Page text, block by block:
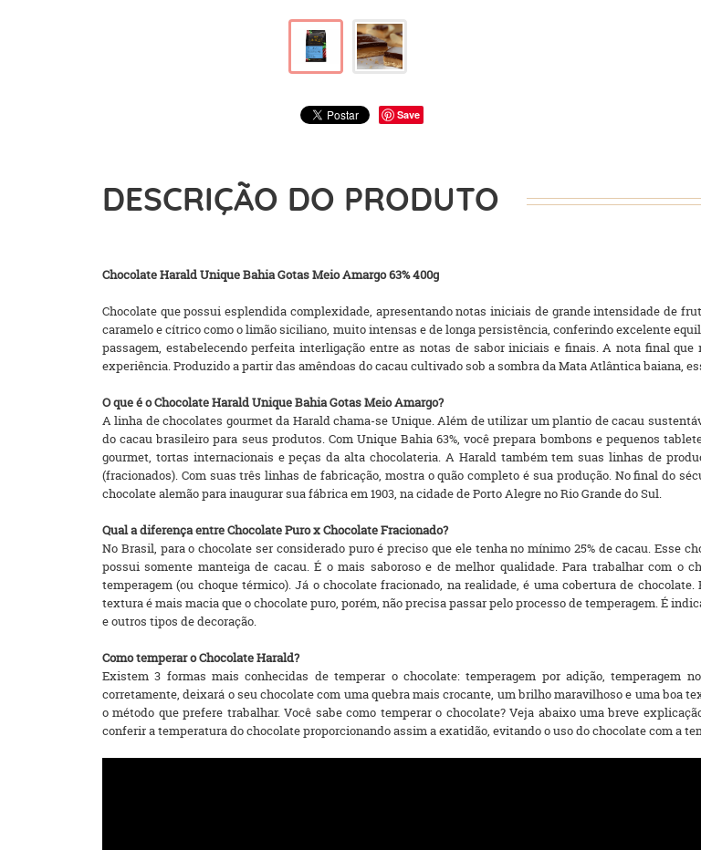
Save
DESCRIÇÃO DO PRODUTO
Chocolate Harald Unique Bahia Gotas Meio Amargo 63% 400g
Chocolate que possui esplendida complexidade, apresentando notas iniciais de grande intensidade de
caramelo e cítrico como o limão siciliano, muito intensas e de longa persistência, conferindo excelente
passagem, estabelecendo perfeita interligação entre as notas de sabor iniciais e finais. A nota final
experiência. Produzido a partir das amêndoas do cacau cultivado sob a sombra da Mata Atlântica baiana,
O que é o Chocolate Harald Unique Bahia Gotas Meio Amargo?
A linha de chocolates gourmet da Harald chama-se Unique. Além de utilizar um plantio de cacau
do cacau brasileiro para seus produtos. Com Unique Bahia 63%, você prepara bombons e pequenos
gourmet, tortas internacionais e peças da alta chocolateria. A Harald também tem suas linhas de
(fracionados). Com suas três linhas de fabricação, mostra o quão completo é sua produção. No final do
chocolate alemão para inaugurar sua fábrica em 1903, na cidade de Porto Alegre no Rio Grande do Sul.
Qual a diferença entre Chocolate Puro x Chocolate Fracionado?
No Brasil, para o chocolate ser considerado puro é preciso que ele tenha no mínimo 25% de cacau. Esse
possui somente manteiga de cacau. É o mais saboroso e de melhor qualidade. Para trabalhar com
temperagem (ou choque térmico). Já o chocolate fracionado, na realidade, é uma cobertura de
textura é mais macia que o chocolate puro, porém, não precisa passar pelo processo de temperagem. É
e outros tipos de decoração.
Como temperar o Chocolate Harald?
Existem 3 formas mais conhecidas de temperar o chocolate: temperagem por adição, temperagem
corretamente, deixará o seu chocolate com uma quebra mais crocante, um brilho maravilhoso e uma boa
o método que prefere trabalhar. Você sabe como temperar o chocolate?Veja abaixo uma breve
conferir a temperatura do chocolate proporcionando assim a exatidão, evitando o uso do chocolate com a